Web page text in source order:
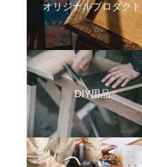
オリジナルプロダクト
DIY用品